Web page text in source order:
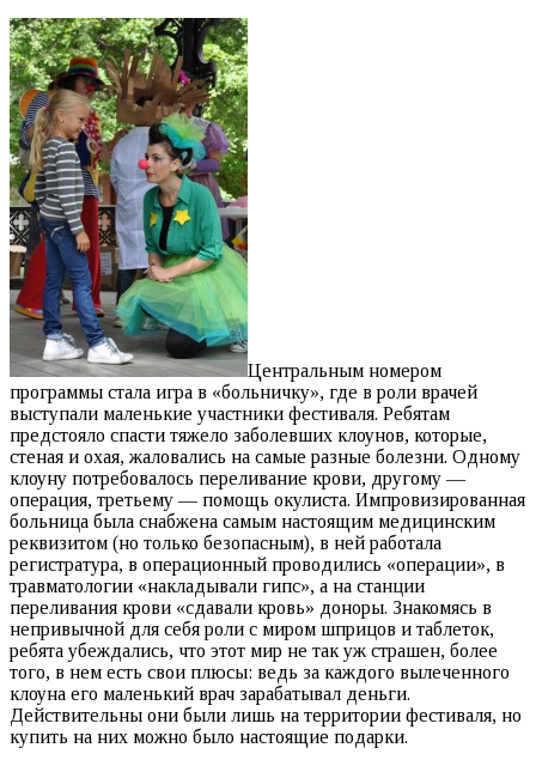
Центральным номером
программы стала игра в «больничку», где в роли врачей
выступали маленькие участники фестиваля. Ребятам
предстояло спасти тяжело заболевших клоунов, которые,
стеная и охая, жаловались на самые разные болезни. Одному
клоуну потребовалось переливание крови, другому —
операция, третьему — помощь окулиста. Импровизированная
больница была снабжена самым настоящим медицинским
реквизитом (но только безопасным), в ней работала
регистратура, в операционный проводились «операции», в
травматологии «накладывали гипс», а на станции
переливания крови «сдавали кровь» доноры. Знакомясь в
непривычной для себя роли с миром шприцов и таблеток,
ребята убеждались, что этот мир не так уж страшен, более
того, в нем есть свои плюсы: ведь за каждого вылеченного
клоуна его маленький врач зарабатывал деньги.
Действительны они были лишь на территории фестиваля, но
купить на них можно было настоящие подарки.